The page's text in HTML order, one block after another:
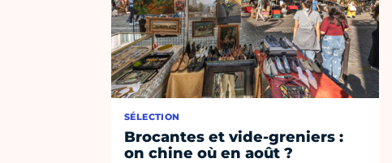
SÉLECTION
Brocantes et vide-greniers :
on chine où en août ?